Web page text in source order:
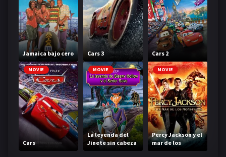
Jamaica bajo cero Cars 3 Cars 2
MOVIE
Cars
MOVIE
La leyenda del
Jinete sin cabeza
MOVIE
Percy Jackson y el
mar de los
monstruos